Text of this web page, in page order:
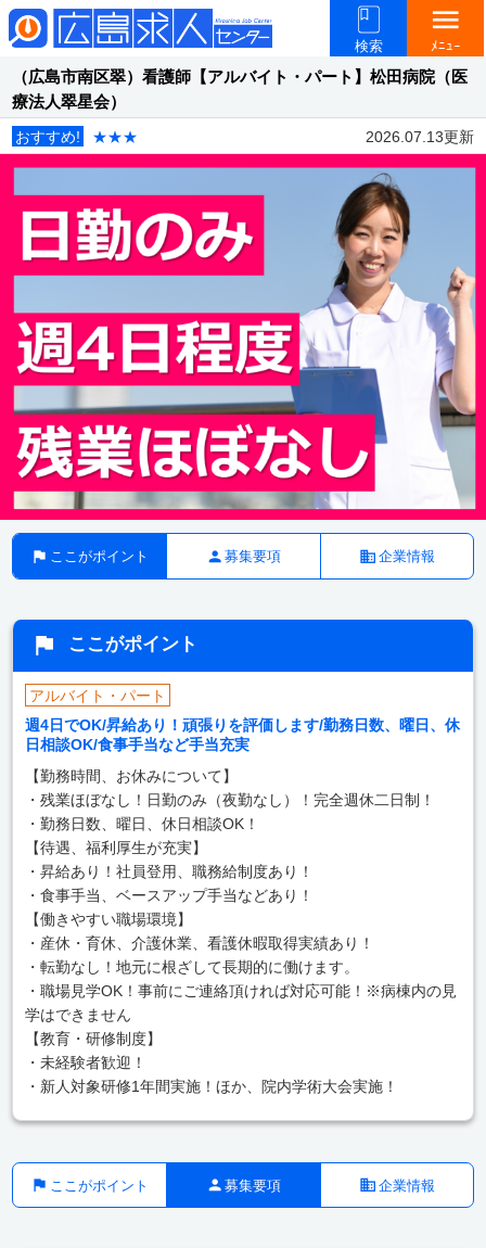
検索
menu
ﾒﾆｭｰ
（広島市南区翠）看護師【アルバイト・パート】松田病院（医
療法人翠星会）
おすすめ! ★★★ 2026.07.13更新
ここがポイント 募集要項 企業情報
ここがポイント
アルバイト・パート
週4日でOK/昇給あり！頑張りを評価します/勤務日数、曜日、休
日相談OK/食事手当など手当充実
【勤務時間、お休みについて】
・残業ほぼなし！日勤のみ（夜勤なし）！完全週休二日制！
・勤務日数、曜日、休日相談OK！
【待遇、福利厚生が充実】
・昇給あり！社員登用、職務給制度あり！
・食事手当、ベースアップ手当などあり！
【働きやすい職場環境】
・産休・育休、介護休業、看護休暇取得実績あり！
・転勤なし！地元に根ざして長期的に働けます。
・職場見学OK！事前にご連絡頂ければ対応可能！※病棟内の見
学はできません
【教育・研修制度】
・未経験者歓迎！
・新人対象研修1年間実施！ほか、院内学術大会実施！
ここがポイント 募集要項 企業情報